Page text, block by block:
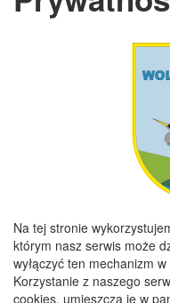
REGON
GODZINY
Copyright
Na tej stronie
którym nasz serwis może
wyłączyć ten mechanizm
Korzystanie z naszego
cookies, umieszcza je w